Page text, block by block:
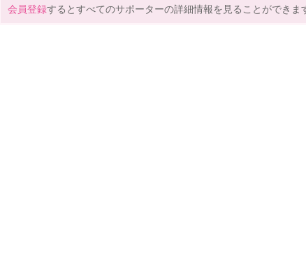
会員登録するとすべてのサポーターの詳細情報を見ることができま